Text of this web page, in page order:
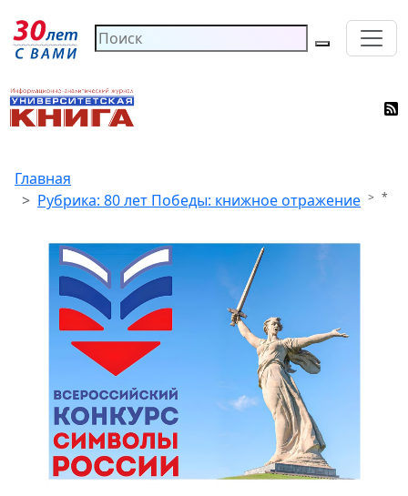
Главная
Рубрика: 80 лет Победы: книжное отражение
*